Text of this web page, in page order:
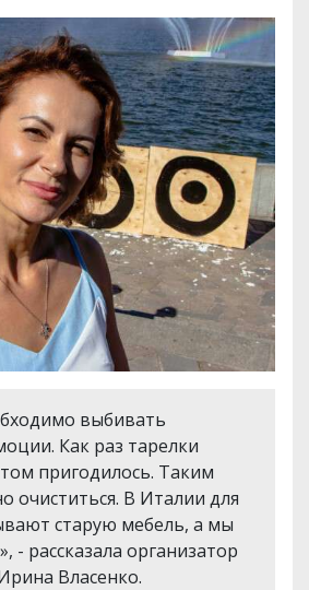
выбивать
Как раз тарелки
пригодилось. Таким
очиститься. В Италии для
старую мебель, а мы
- рассказала организатор
Власенко.